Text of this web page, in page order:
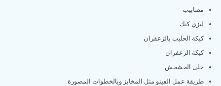
مصابيب
ليزي كيك
كيكة الحليب بالزعفران
كيكة الزعفران
حلى الخشخش
طريقة عمل الفينو مثل المخابز وبالخطوات المصورة